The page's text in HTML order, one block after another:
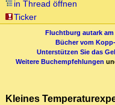
in Thread öffnen
Ticker
Fluchtburg autark am
Bücher vom
Unterstützen Sie das
Weitere Buchempfehlungen
Kleines